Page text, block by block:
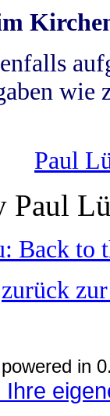
wie
Paul
Back to
zurück
powered in
Ihre